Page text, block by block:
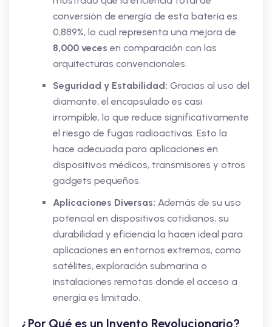
conversión de energía de esta batería es
0,889%, lo cual representa una mejora de
8,000 veces en comparación con las
arquitecturas convencionales.
Seguridad y Estabilidad: Gracias al uso del
diamante, el encapsulado es casi
irrompible, lo que reduce significativamente
el riesgo de fugas radioactivas. Esto la
hace adecuada para aplicaciones en
dispositivos médicos, transmisores y otros
gadgets pequeños.
Aplicaciones Diversas: Además de su uso
potencial en dispositivos cotidianos, su
durabilidad y eficiencia la hacen ideal para
aplicaciones en entornos extremos, como
satélites, exploración submarina o
instalaciones remotas donde el acceso a
energía es limitado.
¿Por Qué es un Invento Revolucionario?